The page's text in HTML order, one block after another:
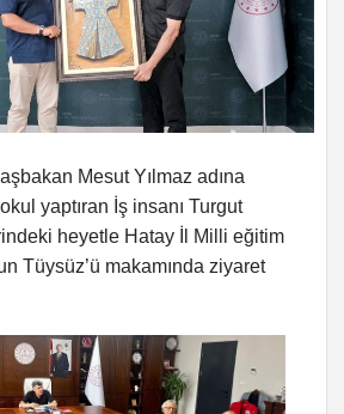
Mesut Yılmaz adına
yaptıran İş insanı Turgut
heyetle Hatay İl Milli eğitim
Tüysüz’ü makamında ziyaret